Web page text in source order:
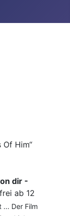
Of Him“
dir -
ab 12
... Der Film